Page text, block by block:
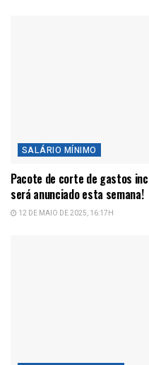
SALÁRIO MÍNIMO
Pacote de corte de gastos
será anunciado esta semana!
12 DE MAIO DE 2025, 16:17H